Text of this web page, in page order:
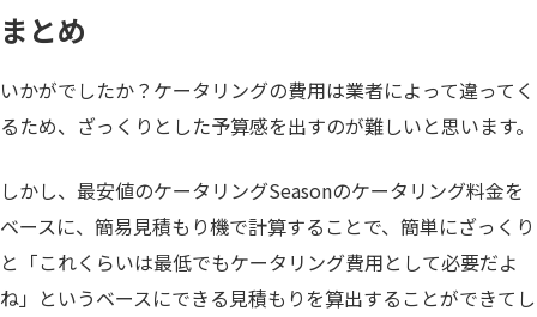
まとめ
いかがでしたか？ケータリングの費用は業者によって違ってく
るため、ざっくりとした予算感を出すのが難しいと思います。
しかし、最安値のケータリングSeasonのケータリング料金を
ベースに、簡易見積もり機で計算することで、簡単にざっくり
と「これくらいは最低でもケータリング費用として必要だよ
ね」というベースにできる見積もりを算出することができてし